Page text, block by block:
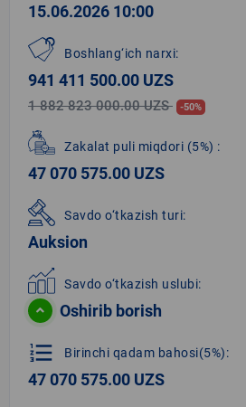
15.06.2026 10:00
Boshlang‘ich narxi:
941 411 500.00 UZS
1 882 823 000.00 UZS -50%
Zakalat puli miqdori (5%) :
47 070 575.00 UZS
Savdo o‘tkazish turi:
Auksion
Savdo o‘tkazish uslubi:
Oshirib borish
format_list_numbered Birinchi qadam bahosi(5%):
47 070 575.00 UZS